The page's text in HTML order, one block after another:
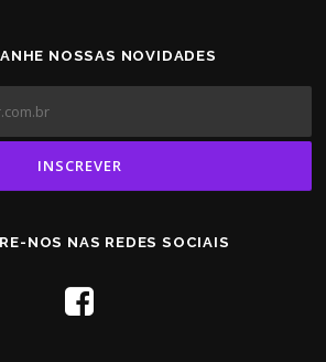
NOSSAS NOVIDADES
NOS NAS REDES SOCIAIS